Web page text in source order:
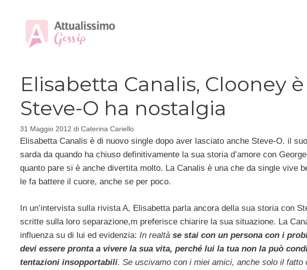
contenuto
Elisabetta Canalis, Clooney
Steve-O ha nostalgia
31 Maggio 2012 di Caterina Cariello
Elisabetta Canalis è di nuovo single dopo aver lasciato anche Steve-O. il
sarda da quando ha chiuso definitivamente la sua storia d’amore con
quanto pare si è anche divertita molto. La Canalis è una che da single vive
le fa battere il cuore, anche se per poco.
In un’intervista sulla rivista A, Elisabetta parla ancora della sua storia con
scritte sulla loro separazione,m preferisce chiarire la sua situazione. La
influenza su di lui ed evidenzia: In realtà se stai con un persona con i
devi essere pronta a vivere la sua vita, perché lui la tua non la può
tentazioni insopportabili. Se uscivamo con i miei amici, anche solo il